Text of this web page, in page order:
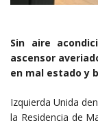
Sin aire
ascensor
en mal estado y
Izquierda Unida
la Residencia de